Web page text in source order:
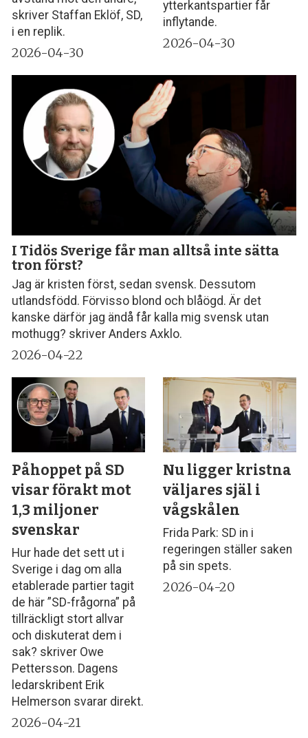
skriver Staffan Eklöf, SD,
i en replik.
2026-04-30
ytterkantspartier får
inflytande.
2026-04-30
I Tidös Sverige får man alltså inte sätta
tron först?
Jag är kristen först, sedan svensk. Dessutom
utlandsfödd. Förvisso blond och blåögd. Är det
kanske därför jag ändå får kalla mig svensk utan
mothugg? skriver Anders Axklo.
2026-04-22
Påhoppet på SD
visar förakt mot
1,3 miljoner
svenskar
Hur hade det sett ut i
Sverige i dag om alla
etablerade partier tagit
de här ”SD-frågorna” på
tillräckligt stort allvar
och diskuterat dem i
sak? skriver Owe
Pettersson. Dagens
ledarskribent Erik
Helmerson svarar direkt.
2026-04-21
Nu ligger kristna
väljares själ i
vågskålen
Frida Park: SD in i
regeringen ställer saken
på sin spets.
2026-04-20